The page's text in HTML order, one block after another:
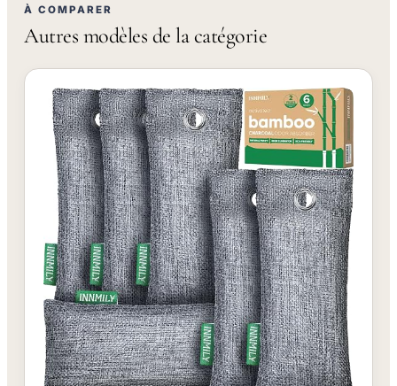
À COMPARER
Autres modèles de la catégorie